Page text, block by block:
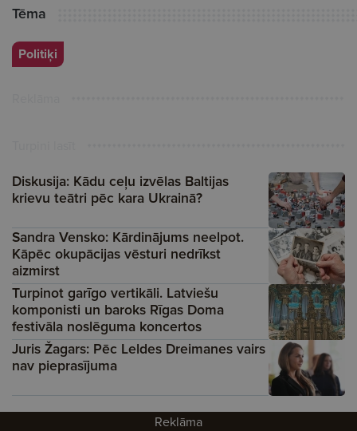
Tēma
Politiķi
Diskusija: Kādu ceļu izvēlas Baltijas
krievu teātri pēc kara Ukrainā?
Sandra Vensko: Kārdinājums neelpot.
Kāpēc okupācijas vēsturi nedrīkst
aizmirst
Turpinot garīgo vertikāli. Latviešu
komponisti un baroks Rīgas Doma
festivāla noslēguma koncertos
Juris Žagars: Pēc Leldes Dreimanes vairs
nav pieprasījuma
Reklāma